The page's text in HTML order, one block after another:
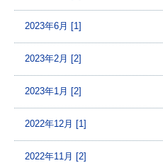
2023年6月 [1]
2023年2月 [2]
2023年1月 [2]
2022年12月 [1]
2022年11月 [2]